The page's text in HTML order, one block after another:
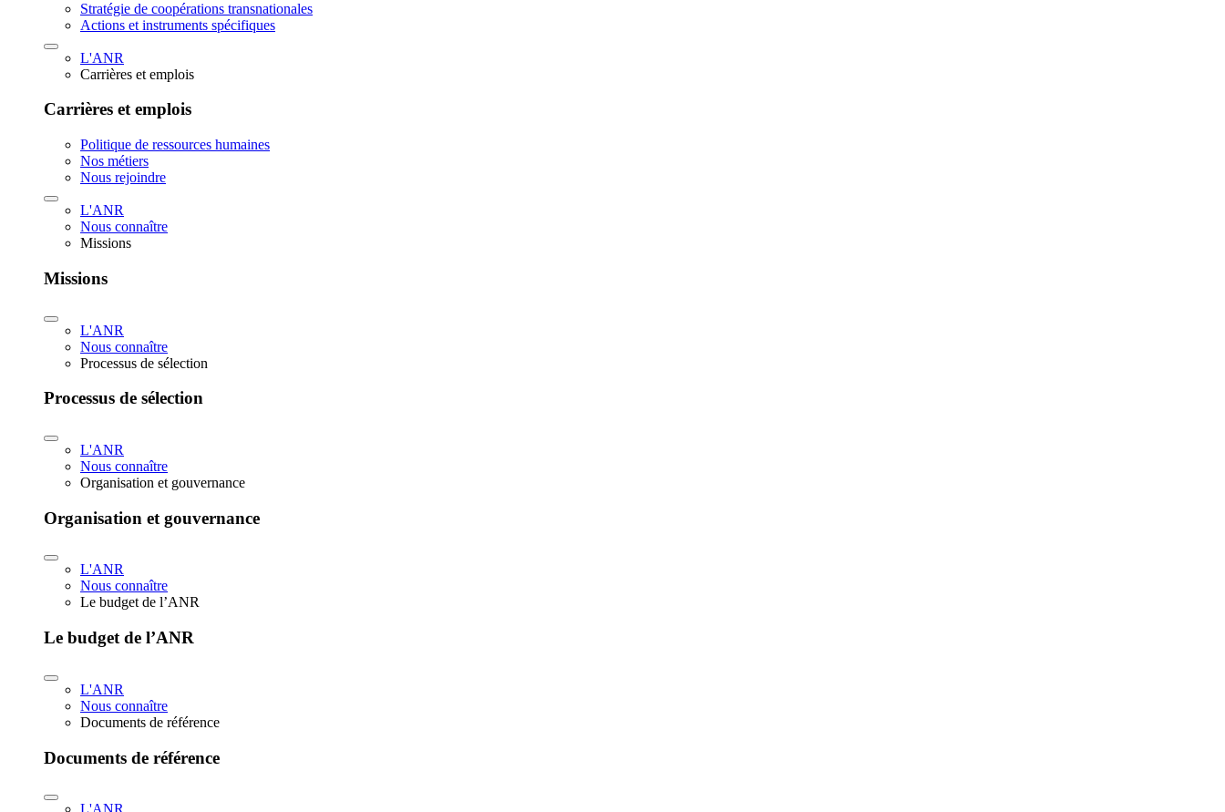
Stratégie de coopérations transnationales
Actions et instruments spécifiques
L'ANR
Carrières et emplois
Carrières et emplois
Politique de ressources humaines
Nos métiers
Nous rejoindre
L'ANR
Nous connaître
Missions
Missions
L'ANR
Nous connaître
Processus de sélection
Processus de sélection
L'ANR
Nous connaître
Organisation et gouvernance
Organisation et gouvernance
L'ANR
Nous connaître
Le budget de l’ANR
Le budget de l’ANR
L'ANR
Nous connaître
Documents de référence
Documents de référence